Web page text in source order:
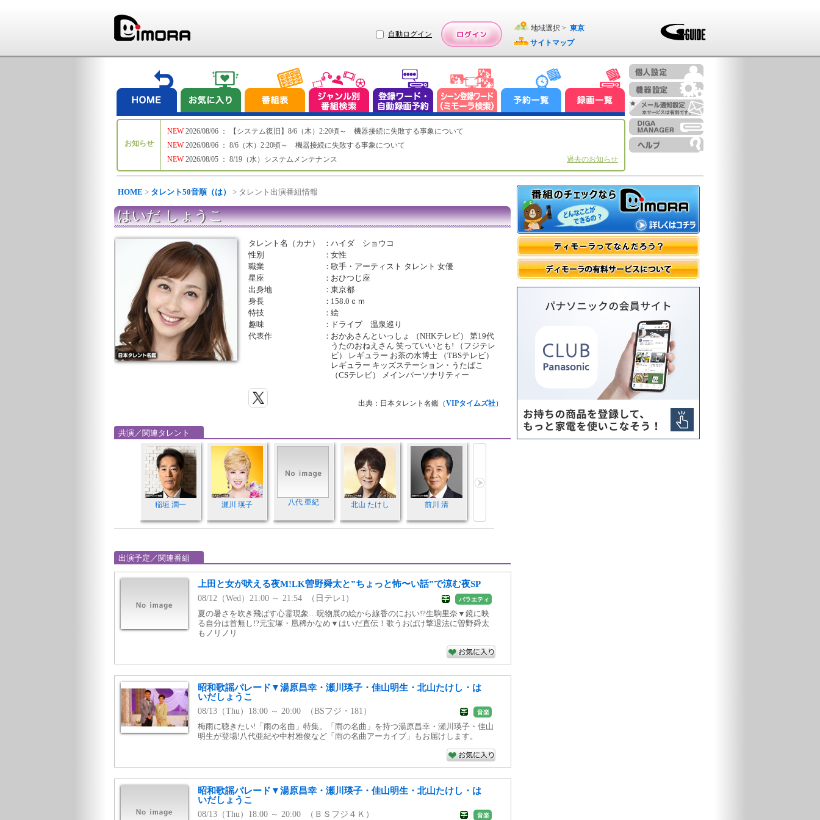
自動ログイン
地域選択 > 東京
サイトマップ
お知らせ
NEW
NEW
NEW
2026/08/06 ： 【システム復旧】8/6（木）2:20頃～ 機器接続に失敗する事象について
2026/08/06 ： 8/6（木）2:20頃～ 機器接続に失敗する事象について
2026/08/05 ： 8/19（水）システムメンテナンス
過去のお知らせ
HOME > タレント50音順（は） > タレント出演番組情報
はいだ しょうこ
タレント名（カナ） ：ハイダ ショウコ
性別
：女性
職業
：歌手・アーティスト タレント 女優
星座
： おひつじ座
出身地
：東京都
身長
： 158.0ｃｍ
特技
：絵
趣味
： ドライブ 温泉巡り
代表作
： おかあさんといっしょ （NHKテレビ） 第19代
うたのおねえさん 笑っていいとも! （フジテレ
ビ） レギュラー お茶の水博士 （TBSテレビ）
レギュラー キッズステーション・うたばこ
（CSテレビ） メインパーソナリティー
出典：日本タレント名鑑（VIPタイムズ社）
共演／関連タレント
稲垣 潤一 瀬川 瑛子 八代 亜紀 北山 たけし 前川 清
出演予定／関連番組
上田と女が吠える夜M!LK曽野舜太と”ちょっと怖〜い話”で涼む夜SP
08/12（Wed）21:00 ～ 21:54 （日テレ1） バラエティ
夏の暑さを吹き飛ばす心霊現象…呪物展の絵から線香のにおい!?生駒里奈▼鏡に映
る自分は首無し!?元宝塚・凰稀かなめ▼はいだ直伝！歌うおばけ撃退法に曽野舜太
もノリノリ
昭和歌謡パレード▼湯原昌幸・瀬川瑛子・佳山明生・北山たけし・は
いだしょうこ
08/13（Thu）18:00 ～ 20:00 （BSフジ・181） 音楽
梅雨に聴きたい!「雨の名曲」特集。「雨の名曲」を持つ湯原昌幸・瀬川瑛子・佳山
明生が登場!八代亜紀や中村雅俊など「雨の名曲アーカイブ」もお届けします。
昭和歌謡パレード▼湯原昌幸・瀬川瑛子・佳山明生・北山たけし・は
いだしょうこ
08/13（Thu）18:00 ～ 20:00 （ＢＳフジ４Ｋ） 音楽